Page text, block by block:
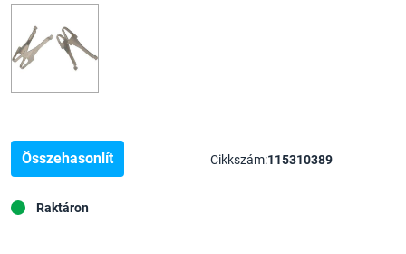
Összehasonlít
Raktáron
Cikkszám:115310389